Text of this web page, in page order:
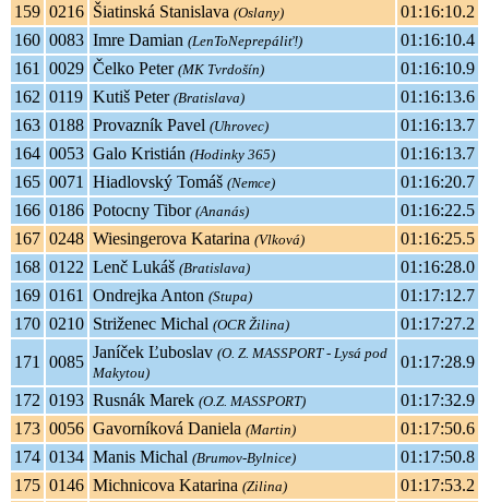
159 0216 Šiatinská Stanislava (Oslany)
01:16:10.2
160 0083 Imre Damian (LenToNeprepáliť!)
01:16:10.4
161
0029 Čelko Peter (MK Tvrdošín)
01:16:10.9
162 0119 Kutiš Peter (Bratislava)
01:16:13.6
163 0188 Provazník Pavel (Uhrovec)
01:16:13.7
164 0053 Galo Kristián (Hodinky 365)
01:16:13.7
165 0071 Hiadlovský Tomáš (Nemce)
01:16:20.7
166 0186 Potocny Tibor (Ananás)
01:16:22.5
167 0248 Wiesingerova Katarina (Vlková)
01:16:25.5
168 0122 Lenč Lukáš (Bratislava)
01:16:28.0
169 0161 Ondrejka Anton (Stupa)
01:17:12.7
170 0210 Striženec Michal (OCR Žilina) 01:17:27.2
171 0085
Janíček Ľuboslav (O. Z. MASSPORT - Lysá pod
Makytou)
01:17:28.9
172 0193 Rusnák Marek (O.Z. MASSPORT)
01:17:32.9
173 0056 Gavorníková Daniela (Martin)
01:17:50.6
174 0134 Manis Michal (Brumov-Bylnice)
01:17:50.8
175 0146 Michnicova Katarina (Zilina)
01:17:53.2